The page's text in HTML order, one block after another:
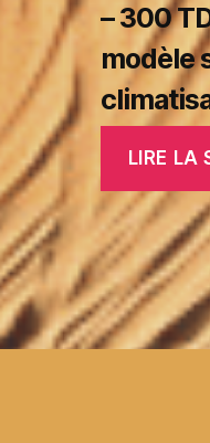
– 300
modèle
LIRE LA